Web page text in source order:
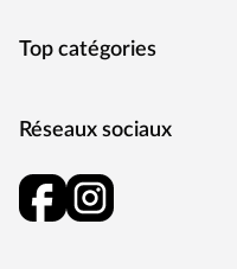
Top catégories
Réseaux sociaux